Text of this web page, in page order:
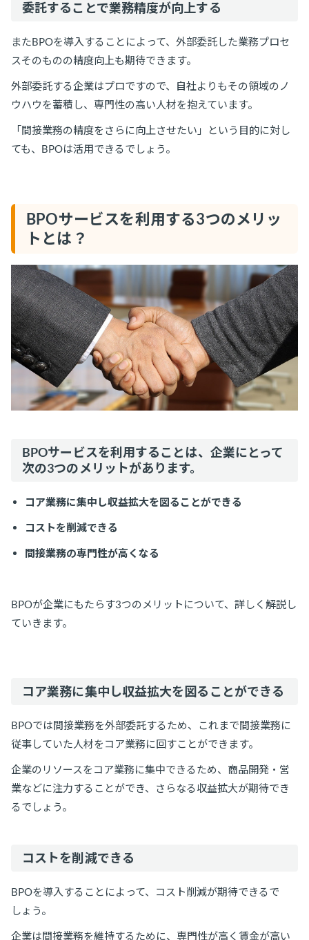
委託することで業務精度が向上する
またBPOを導入することによって、外部委託した業務プロセ
スそのものの精度向上も期待できます。
外部委託する企業はプロですので、自社よりもその領域のノ
ウハウを蓄積し、専門性の高い人材を抱えています。
「間接業務の精度をさらに向上させたい」という目的に対し
ても、BPOは活用できるでしょう。
BPOサービスを利用する3つのメリッ
トとは？
BPOサービスを利用することは、企業にとって
次の3つのメリットがあります。
コア業務に集中し収益拡大を図ることができる
コストを削減できる
間接業務の専門性が高くなる
BPOが企業にもたらす3つのメリットについて、詳しく解説し
ていきます。
コア業務に集中し収益拡大を図ることができる
BPOでは間接業務を外部委託するため、これまで間接業務に
従事していた人材をコア業務に回すことができます。
企業のリソースをコア業務に集中できるため、商品開発・営
業などに注力することができ、さらなる収益拡大が期待でき
るでしょう。
コストを削減できる
BPOを導入することによって、コスト削減が期待できるで
しょう。
企業は間接業務を維持するために、専門性が高く賃金が高い